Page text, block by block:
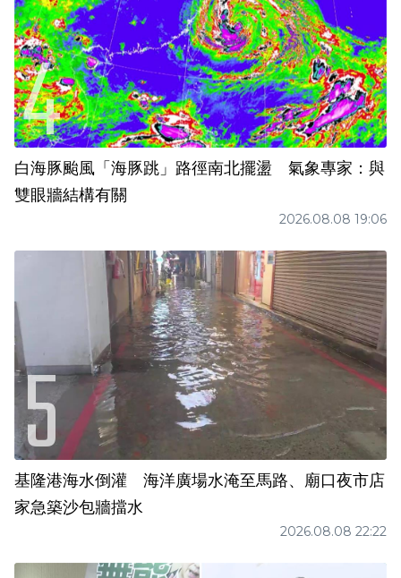
白海豚颱風「海豚跳」路徑南北擺盪 氣象專家：與
雙眼牆結構有關
2026.08.08 19:06
基隆港海水倒灌 海洋廣場水淹至馬路、廟口夜市店
家急築沙包牆擋水
2026.08.08 22:22